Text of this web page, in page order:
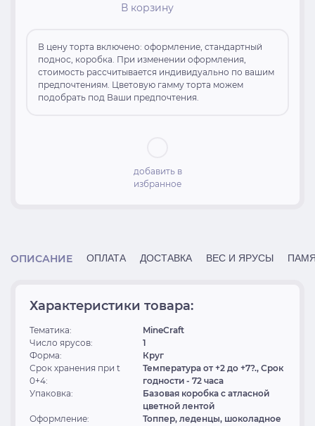
В корзину
В цену торта включено: оформление, стандартный
поднос, коробка. При изменении оформления,
стоимость рассчитывается индивидуально по вашим
предпочтениям. Цветовую гамму торта можем
подобрать под Ваши предпочтения.
добавить в
избранное
ОПИСАНИЕ ОПЛАТА ДОСТАВКА ВЕС И ЯРУСЫ
Характеристики товара:
Тематика:
MineCraft
Число ярусов:
1
Форма:
Круг
Срок хранения при t
0+4:
Температура от +2 до +7?., Срок
годности - 72 часа
Упаковка:
Базовая коробка с атласной
цветной лентой
Оформление:
Топпер, леденцы, шоколадное